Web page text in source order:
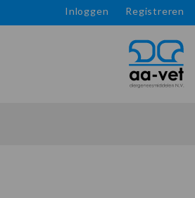
Inloggen Registreren